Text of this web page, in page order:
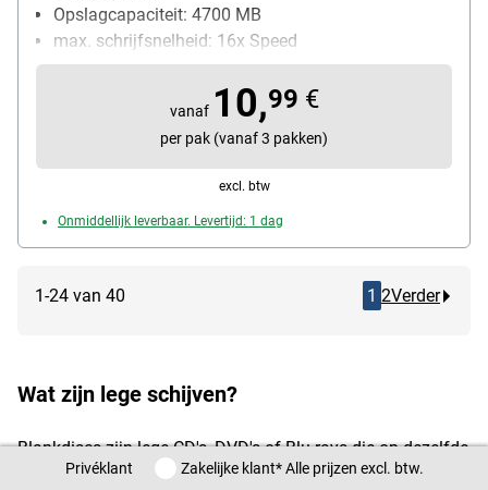
Opslagcapaciteit: 4700 MB
max. schrijfsnelheid: 16x Speed
Bijzonderheden: bestand tegen water en
Inhoud per pak: 25 stuk(s)
vanaf 10,99 €
per pak (vanaf 3 pakken)
excl. btw
Onmiddellijk leverbaar. Levertijd: 1 dag
1-24 van 40 1 2Verder
Wat zijn lege schijven?
Blankdiscs zijn lege CD's, DVD's of Blu-rays die op dezelfde
manier worden gebruikt alsharde schijven,
PrivéklantPrivéklant / Zakelijke klant
Zakelijke klant* Alle prijzen excl. btw.